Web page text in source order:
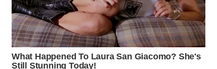
WAHANA
Wahana
Network
KONSUMEN